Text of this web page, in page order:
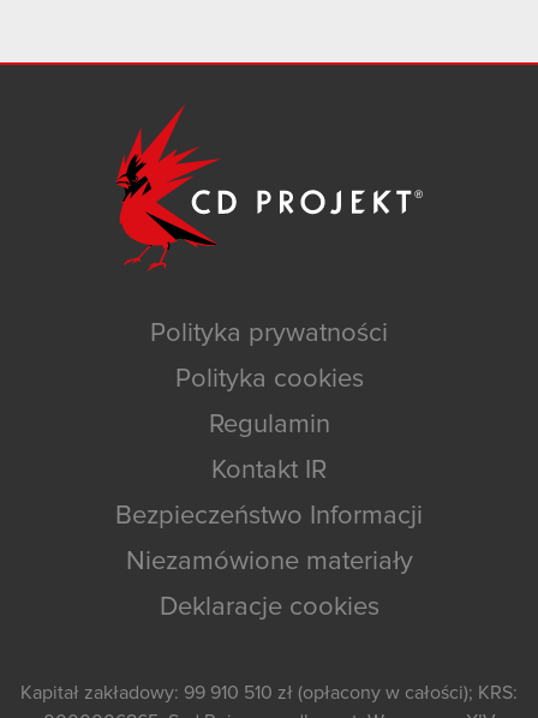
Polityka prywatności
Polityka cookies
Regulamin
Kontakt IR
Bezpieczeństwo Informacji
Niezamówione materiały
Deklaracje cookies
Kapitał zakładowy: 99 910 510 zł (opłacony w całości); KRS: